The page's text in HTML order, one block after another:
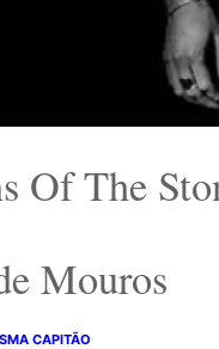
Of The
Mouros
CAPITÃO